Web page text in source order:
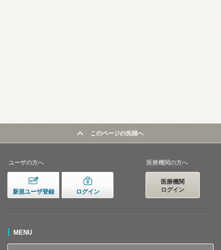
このページの先頭へ
ユーザの方へ
新規ユーザ登録 ログイン
医療機関の方へ
医療機関
ログイン
MENU